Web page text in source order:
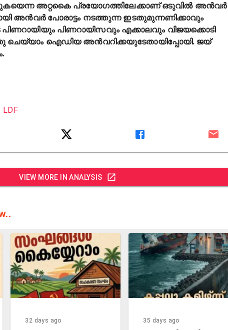
അറ്റകൈ പ്രയോഗത്തിലേക്കാണ് ഒടുവിൽ അൻവർ
അൻവർ പോരാട്ടം നടത്തുന്ന ഇടതുമുന്നണിക്കാവും
പിണറായിസവും എക്കാലവും വിജയക്കൊടി
ചെയ്യാം ഐഡിയ അൻവറിക്കയുടേതായിപ്പോയി. ജയ്
LDF
VIEW MORE INANALYSIS